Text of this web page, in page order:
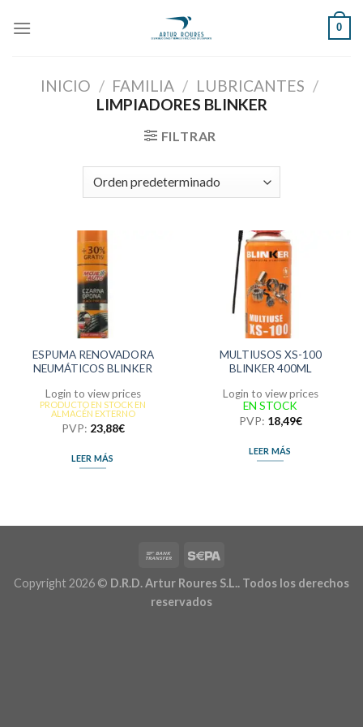
0
INICIO / FAMILIA / LUBRICANTES /
LIMPIADORES BLINKER
FILTRAR
ESPUMA RENOVADORA
NEUMÁTICOS BLINKER
Login to view prices
PRODUCTO EN STOCK EN
ALMACÉN EXTERNO
PVP: 23,88€
LEER MÁS
MULTIUSOS XS-100
BLINKER 400ML
Login to view prices
EN STOCK
PVP: 18,49€
LEER MÁS
Copyright 2026 © D.R.D. Artur Roures S.L.. Todos los derechos
reservados